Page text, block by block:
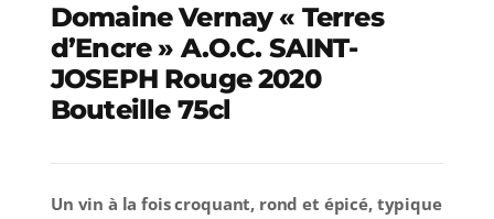
Domaine Vernay « Terres
d’Encre » A.O.C. SAINT-
JOSEPH Rouge 2020
Bouteille 75cl
Un vin à la fois croquant, rond et épicé, typique